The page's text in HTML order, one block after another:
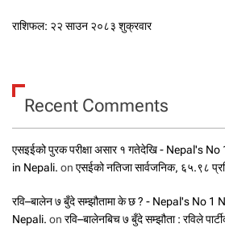
राशिफल: २२ साउन २०८३ शुक्रवार
Recent Comments
एसइईको पुरक परीक्षा असार १ गतेदेखि - Nepal's
in Nepali. on एसईको नतिजा सार्वजनिक, ६५.९८
रवि–बालेन ७ बुँदे सम्झौतामा के छ ? - Nepal's No
Nepali. on रवि–बालेनबिच ७ बुँदे सम्झौता : रविले